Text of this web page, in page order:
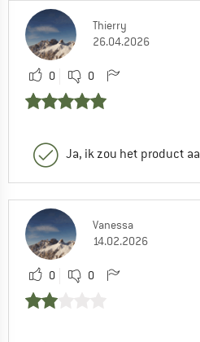
Thierry
26.04.2026
0 0
Ja, ik zou het product
Vanessa
14.02.2026
0 0